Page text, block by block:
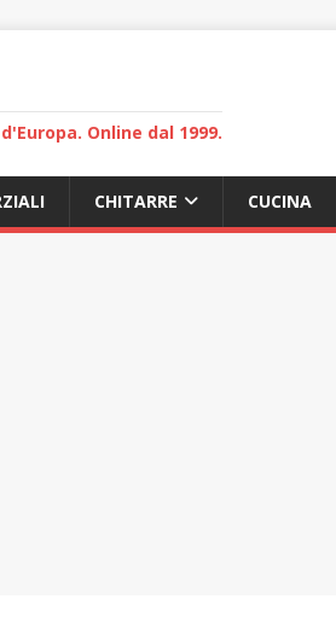
Online dal 1999.
CHITARRE CUCINA